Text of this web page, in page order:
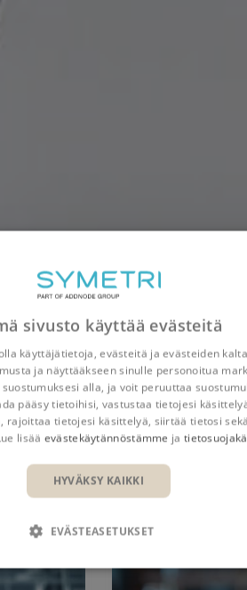
SOVELIA BLOG
sivusto käyttää evästeitä
käyttäjätietoja, evästeitä ja evästeiden
ja näyttääkseen sinulle personoitua
alla, ja voit peruuttaa
pääsy tietoihisi, vastustaa tietojesi
rajoittaa tietojesi käsittelyä, siirtää tietosi
lisää evästekäytännöstämme ja
HYVÄKSY KAIKKI
EVÄSTEASETUKSET